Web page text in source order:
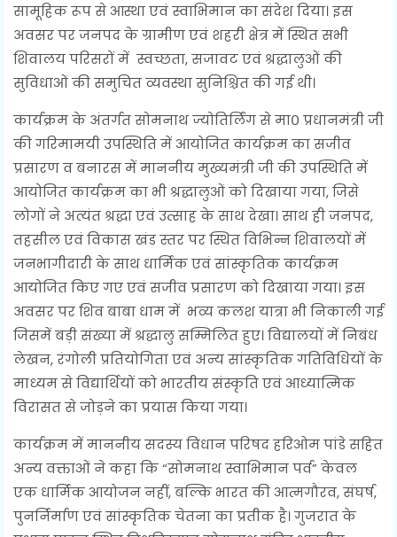
सामूहिक रूप से आस्था एवं स्वाभिमान का संदेश दिया। इस
अवसर पर जनपद के ग्रामीण एवं शहरी क्षेत्र में स्थित सभी
शिवालय परिसरों में स्वच्छता, सजावट एवं श्रद्धालुओं की
सुविधाओं की समुचित व्यवस्था सुनिश्चित की गई थी।
कार्यक्रम के अंतर्गत सोमनाथ ज्योतिर्लिंग से मा० प्रधानमंत्री जी
की गरिमामयी उपस्थिति में आयोजित कार्यक्रम का सजीव
प्रसारण व बनारस में माननीय मुख्यमंत्री जी की उपस्थिति में
आयोजित कार्यक्रम का भी श्रद्धालुओं को दिखाया गया, जिसे
लोगों ने अत्यंत श्रद्धा एवं उत्साह के साथ देखा। साथ ही जनपद,
तहसील एवं विकास खंड स्तर पर स्थित विभिन्न शिवालयों में
जनभागीदारी के साथ धार्मिक एवं सांस्कृतिक कार्यक्रम
आयोजित किए गए एवं सजीव प्रसारण को दिखाया गया। इस
अवसर पर शिव बाबा धाम में भव्य कलश यात्रा भी निकाली गई
जिसमें बड़ी संख्या में श्रद्धालु सम्मिलित हुए। विद्यालयों में निबंध
लेखन, रंगोली प्रतियोगिता एवं अन्य सांस्कृतिक गतिविधियों के
माध्यम से विद्यार्थियों को भारतीय संस्कृति एवं आध्यात्मिक
विरासत से जोड़ने का प्रयास किया गया।
कार्यक्रम में माननीय सदस्य विधान परिषद हरिओम पांडे सहित
अन्य वक्ताओं ने कहा कि “सोमनाथ स्वाभिमान पर्व” केवल
एक धार्मिक आयोजन नहीं, बल्कि भारत की आत्मगौरव, संघर्ष,
पुनर्निर्माण एवं सांस्कृतिक चेतना का प्रतीक है। गुजरात के